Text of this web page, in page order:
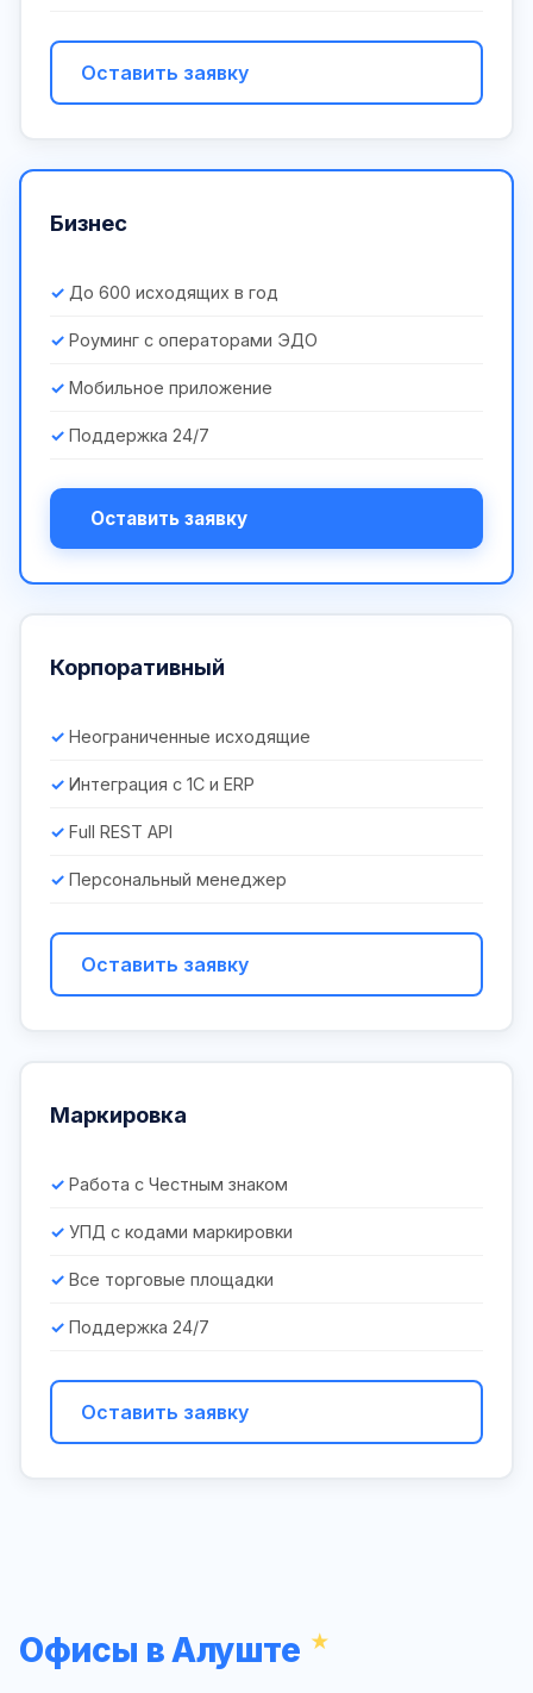
Оставить заявку
Бизнес
До 600 исходящих в год
Роуминг с операторами ЭДО
Мобильное приложение
Поддержка 24/7
Оставить заявку
Корпоративный
Неограниченные исходящие
Интеграция с 1С и ERP
Full REST API
Персональный менеджер
Оставить заявку
Маркировка
Работа с Честным знаком
УПД с кодами маркировки
Все торговые площадки
Поддержка 24/7
Оставить заявку
Офисы в Алуште